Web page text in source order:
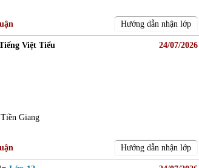
Hướng dẫn nhận lớp
Việt Tiểu
24/07/2026
Giang
Hướng dẫn nhận lớp